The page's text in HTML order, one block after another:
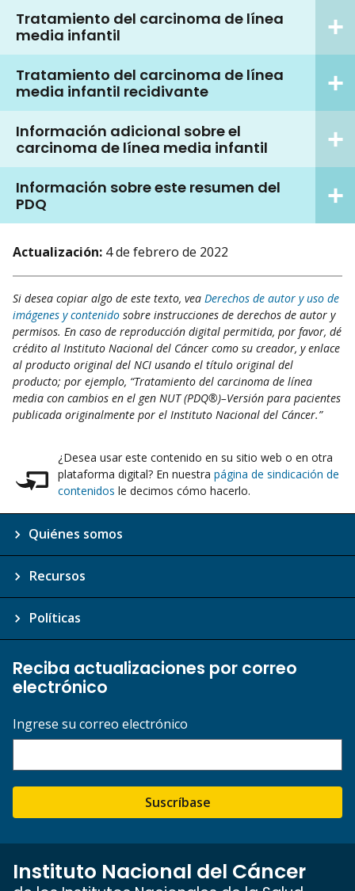
Tratamiento del carcinoma de línea
media infantil
Tratamiento del carcinoma de línea
media infantil recidivante
Información adicional sobre el
carcinoma de línea media infantil
Información sobre este resumen del
PDQ
Actualización: 4 de febrero de 2022
Si desea copiar algo de este texto, vea Derechos de autor y uso de
imágenes y contenido sobre instrucciones de derechos de autor y
permisos. En caso de reproducción digital permitida, por favor, dé
crédito al Instituto Nacional del Cáncer como su creador, y enlace
al producto original del NCI usando el título original del
producto; por ejemplo, “Tratamiento del carcinoma de línea
media con cambios en el gen NUT (PDQ®)–Versión para pacientes
publicada originalmente por el Instituto Nacional del Cáncer.”
¿Desea usar este contenido en su sitio web o en otra
plataforma digital? En nuestra página de sindicación de
contenidos le decimos cómo hacerlo.
Quiénes somos
Recursos
Políticas
Reciba actualizaciones por correo
electrónico
Ingrese su correo electrónico
Suscríbase
Instituto Nacional del Cáncer